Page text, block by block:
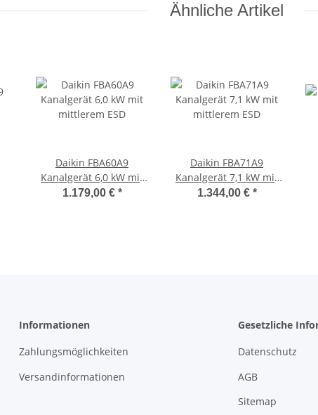
Ähnliche Artikel
Daikin FBA60A9
Kanalgerät 6,0 kW mit
mittlerem ESD
1.179,00 € *
Daikin FBA71A9
Kanalgerät 7,1 kW mit
mittlerem ESD
1.344,00 € *
Informationen
Zahlungsmöglichkeiten
Versandinformationen
Gesetzliche
Datenschutz
AGB
Sitemap